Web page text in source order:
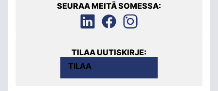
SEURAA MEITÄ SOMESSA:
TILAA UUTISKIRJE:
TILAA